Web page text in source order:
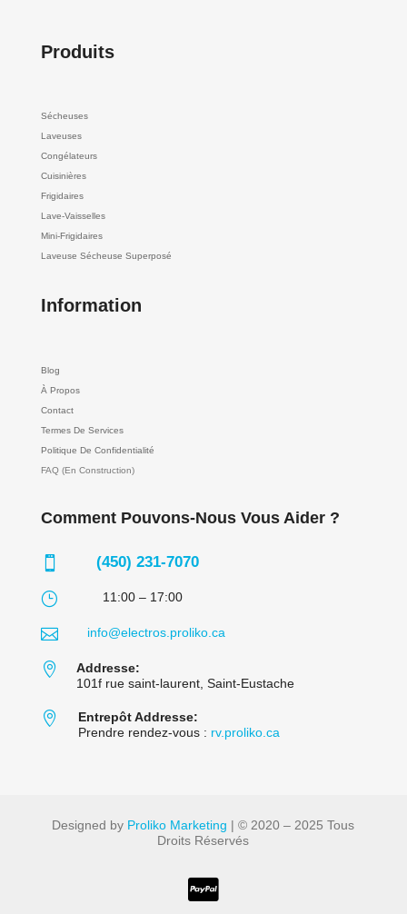
Produits
Sécheuses
Laveuses
Congélateurs
Cuisinières
Frigidaires
Lave-Vaisselles
Mini-Frigidaires
Laveuse Sécheuse Superposé
Information
Blog
À Propos
Contact
Termes De Services
Politique De Confidentialité
FAQ (En Construction)
Comment Pouvons-Nous Vous Aider ?
 (450) 231-7070
} 11:00 – 17:00
 info@electros.proliko.ca

Addresse:
101f rue saint-laurent, Saint-Eustache

Entrepôt Addresse:
Prendre rendez-vous : rv.proliko.ca
Designed by Proliko Marketing | © 2020 – 2025 Tous
Droits Réservés
